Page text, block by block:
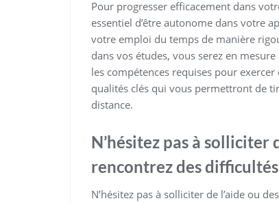
Pour progresser efficacement dans
essentiel d’être autonome dans votre
votre emploi du temps de manière
dans vos études, vous serez en
les compétences requises pour
qualités clés qui vous permettront de
distance.
N’hésitez pas à solliciter
rencontrez des
N’hésitez pas à solliciter de l’aide ou